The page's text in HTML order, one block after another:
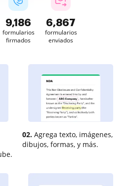
9,186
formularios
firmados
6,867
formularios
enviados
02. Agrega texto, imágenes,
dibujos, formas, y más.